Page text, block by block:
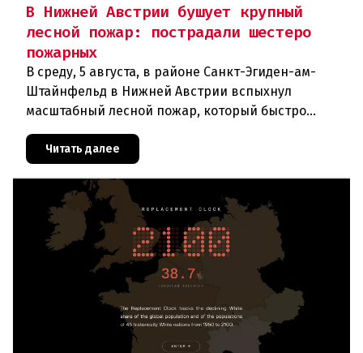
В Нижней Австрии бушует крупный
лесной пожар: пострадали шестеро
пожарных
В среду, 5 августа, в районе Санкт-Эгиден-ам-
Штайнфельд в Нижней Австрии вспыхнул
масштабный лесной пожар, который быстро
В ходе тушения пострадали шесте
Читать далее